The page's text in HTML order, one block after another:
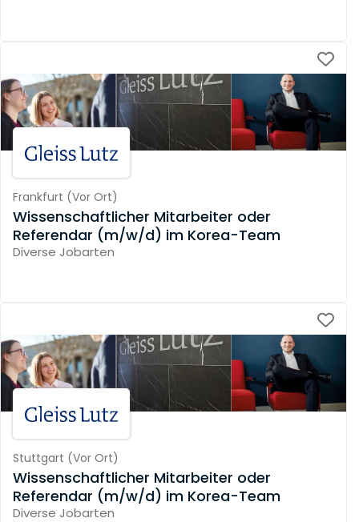
Frankfurt (Vor Ort)
Wissenschaftlicher Mitarbeiter oder
Referendar (m/w/d) im Korea-Team
Diverse Jobarten
Stuttgart (Vor Ort)
Wissenschaftlicher Mitarbeiter oder
Referendar (m/w/d) im Korea-Team
Diverse Jobarten